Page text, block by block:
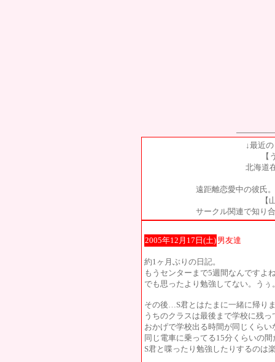
↓最近
【
北海道
遠距離恋愛中の彼氏
【
サークル関連で知り
2005年12月17日(土) 男友達
約1ヶ月ぶりの日記。
もうセンターまで5週間なんですよ
でも思ったより勉強してない。うぅ
その後…S君とはたまに一緒に帰り
うちのクラスは最後まで学校に残
おかげで学校出る時間が同じくら
同じ電車に乗ってる15分くらいの
S君と喋ったり勉強したりするのは